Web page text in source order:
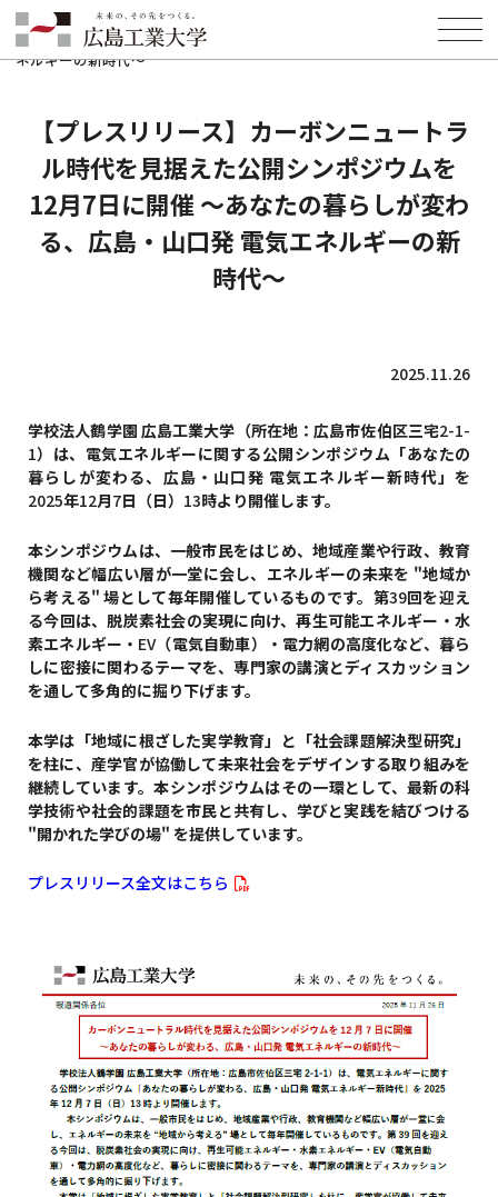
HOME INFORMATION
【プレスリリース】カーボンニュートラル時代を見据えた公開シンポジ
ウムを12月7日に開催 〜あなたの暮らしが変わる、広島・山口発 電気エ
ネルギーの新時代〜
【プレスリリース】カーボンニュートラ
ル時代を見据えた公開シンポジウムを
12月7日に開催 〜あなたの暮らしが変わ
る、広島・山口発 電気エネルギーの新
時代〜
2025.11.26
学校法人鶴学園 広島工業大学（所在地：広島市佐伯区三宅2-1-
1）は、電気エネルギーに関する公開シンポジウム「あなたの
暮らしが変わる、広島・山口発 電気エネルギー新時代」を
2025年12月7日（日） 13時より開催します。
本シンポジウムは、一般市民をはじめ、地域産業や行政、教育
機関など幅広い層が一堂に会し、エネルギーの未来を "地域か
ら考える" 場として毎年開催しているものです。第39回を迎え
る今回は、脱炭素社会の実現に向け、再生可能エネルギー・水
素エネルギー・ EV（電気自動車）・電力網の高度化など、暮ら
しに密接に関わるテーマを、専門家の講演とディスカッション
を通して多角的に掘り下げます。
本学は「地域に根ざした実学教育」と「社会課題解決型研究」
を柱に、産学官が協働して未来社会をデザインする取り組みを
継続しています。本シンポジウムはその一環として、最新の科
学技術や社会的課題を市民と共有し、学びと実践を結びつける
"開かれた学びの場" を提供しています。
プレスリリース全文はこちら